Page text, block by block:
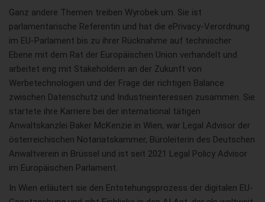
Ganz andere Themen treiben Wyrobek um. Sie ist
parlamentarische Referentin und hat die ePrivacy-Verordnung
im EU-Parlament bis zu ihrer Rücknahme auf technischer
Ebene mit dem Rat der Europäischen Union verhandelt und
arbeitet eng mit Stakeholdern an der Zukunft von
Werbetechnologien und der Frage der richtigen Balance
zwischen Datenschutz und Industrieinteressen zusammen. Sie
startete ihre Karriere bei der international tätigen
Anwaltskanzlei Baker McKenzie in Wien, war Legal Advisor der
österreichischen Notariatskammer, Büroleiterin des Deutschen
Anwaltverein in Brüssel und ist seit 2021 Legal Policy Advisor
im Europäischen Parlament.
In Wien erläutert sie den Entstehungsprozess der digitalen EU-